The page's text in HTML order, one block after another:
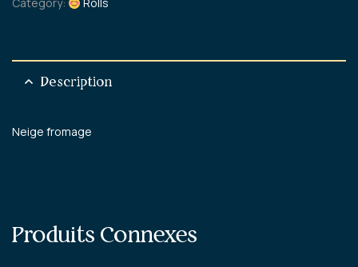
Description
Neige fromage
Produits Connexes